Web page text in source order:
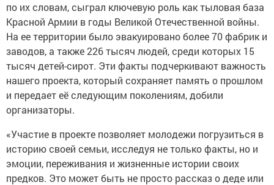
по их словам, сыграл ключевую роль как тыловая база
Красной Армии в годы Великой Отечественной войны.
На ее территории было эвакуировано более 70 фабрик и
заводов, а также 226 тысяч людей, среди которых 15
тысяч детей-сирот. Эти факты подчеркивают важность
нашего проекта, который сохраняет память о прошлом
и передает её следующим поколениям, добили
организаторы.
«Участие в проекте позволяет молодежи погрузиться в
историю своей семьи, исследуя не только факты, но и
эмоции, переживания и жизненные истории своих
предков. Это может быть не просто рассказ о деде или